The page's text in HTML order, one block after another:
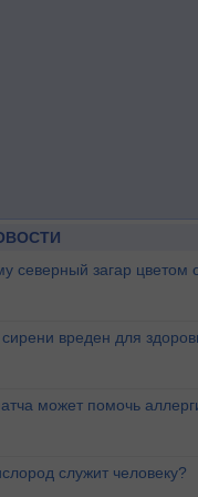
северный загар цветом
сирени вреден для
может помочь
служит человеку?